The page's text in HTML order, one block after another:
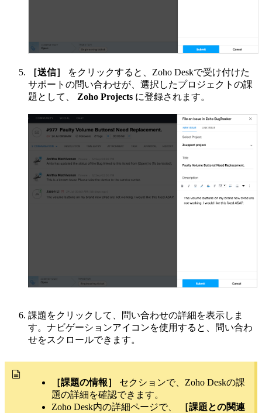
［送信］
をクリックすると、Zoho Deskで受け付けた
サポートの問い合わせが、選択したプロジェクトの課
題として、 Zoho Projects に登録されます。
課題をクリックして、問い合わせの詳細を表示しま
す。ナビゲーションアイコンを使用すると、問い合わ
せをスクロールできます。
［課題の情報］ セクションで、Zoho Deskの課
題の詳細を確認できます。
Zoho Desk内の詳細ページで、
［課題との関連